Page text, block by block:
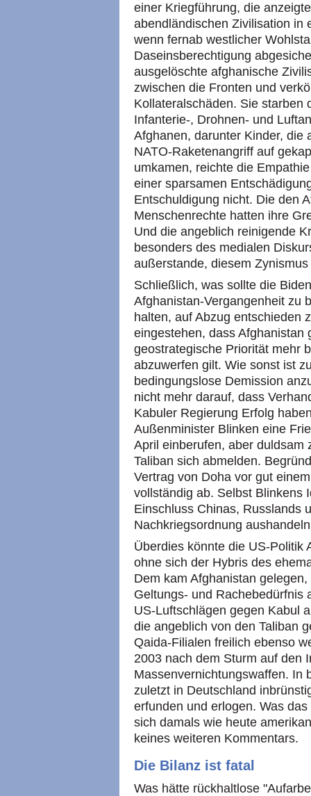
einer Kriegführung, die
abendländischen Zivilisation in
wenn fernab westlicher
Daseinsberechtigung
ausgelöschte afghanische
zwischen die Fronten und
Kollateralschäden. Sie starben
Infanterie-, Drohnen- und
Afghanen, darunter Kinder, die
NATO-Raketenangriff auf
umkamen, reichte die
einer sparsamen
Entschuldigung nicht. Die den
Menschenrechte hatten ihre
Und die angeblich reinigende
besonders des medialen
außerstande, diesem
Schließlich, was sollte die
Afghanistan-Vergangenheit zu
halten, auf Abzug entschieden
eingestehen, dass Afghanistan
geostrategische Priorität mehr
abzuwerfen gilt. Wie sonst ist
bedingungslose Demission
nicht mehr darauf, dass
Kabuler Regierung Erfolg
Außenminister Blinken eine
April einberufen, aber duldsam
Taliban sich abmelden.
Vertrag von Doha vor gut
vollständig ab. Selbst Blinkens
Einschluss Chinas, Russlands
Nachkriegsordnung
Überdies könnte die US-Politik
ohne sich der Hybris des
Dem kam Afghanistan
Geltungs- und Rachebedürfnis
US-Luftschlägen gegen Kabul
die angeblich von den Taliban
Qaida-Filialen freilich ebenso
2003 nach dem Sturm auf den
Massenvernichtungswaffen. In
zuletzt in Deutschland
erfunden und erlogen. Was
sich damals wie heute
keines weiteren Kommentars.
Die Bilanz ist fatal
Was hätte rückhaltlose